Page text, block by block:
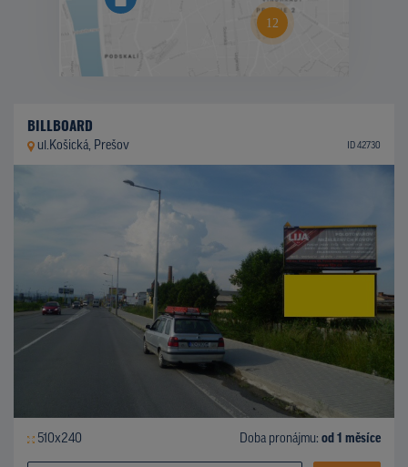
BILLBOARD
ul.Košická, Prešov ID 42730
510x240 Doba pronájmu: od 1 měsíce